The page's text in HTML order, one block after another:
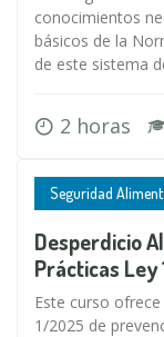
conocimientos
básicos de la
de este sistema
2 horas
Seguridad
Desperdicio
Prácticas
Este curso
1/2025 de